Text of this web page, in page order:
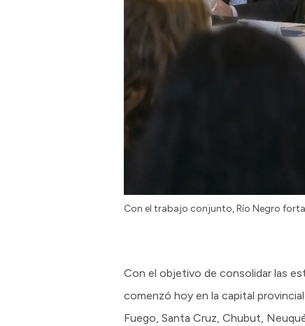
Con el trabajo conjunto, Río Negro
Con el objetivo de consolidar las
comenzó hoy en la capital
Fuego, Santa Cruz, Chubut,